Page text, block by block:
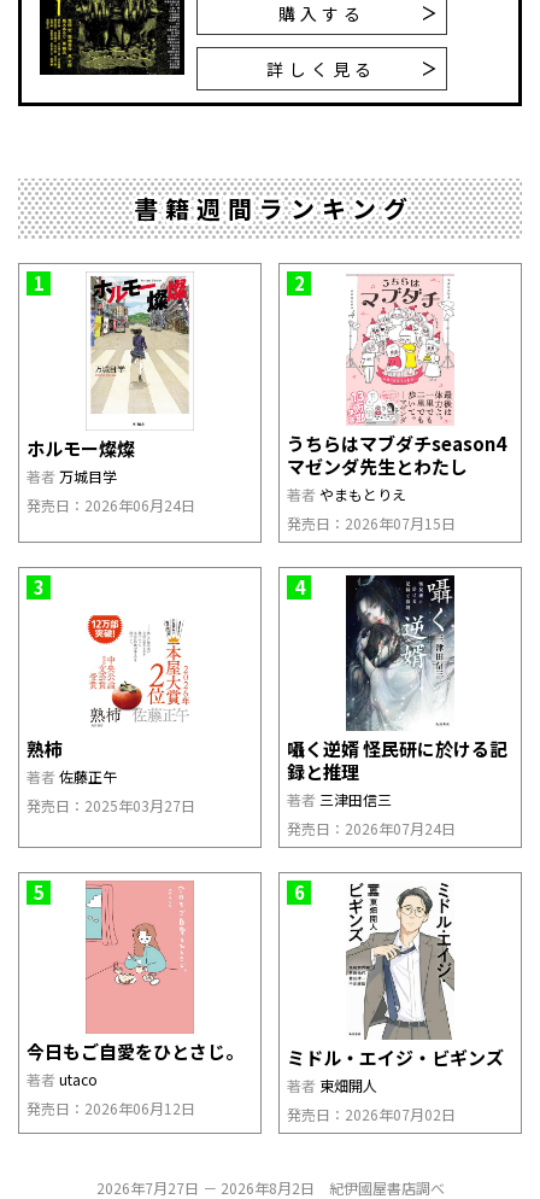
購入する
詳しく見る
書籍週間ランキング
1
ホルモー燦燦
著者 万城目学
発売日：2026年06月24日
2
うちらはマブダチseason4
マゼンダ先生とわたし
著者 やまもとりえ
発売日：2026年07月15日
3
熟柿
著者 佐藤正午
発売日：2025年03月27日
4
囁く逆婿 怪民研に於ける記
録と推理
著者 三津田信三
発売日：2026年07月24日
5
今日もご自愛をひとさじ。
著者 utaco
発売日：2026年06月12日
6
ミドル・エイジ・ビギンズ
著者 東畑開人
発売日：2026年07月02日
2026年7月27日 － 2026年8月2日 紀伊國屋書店調べ